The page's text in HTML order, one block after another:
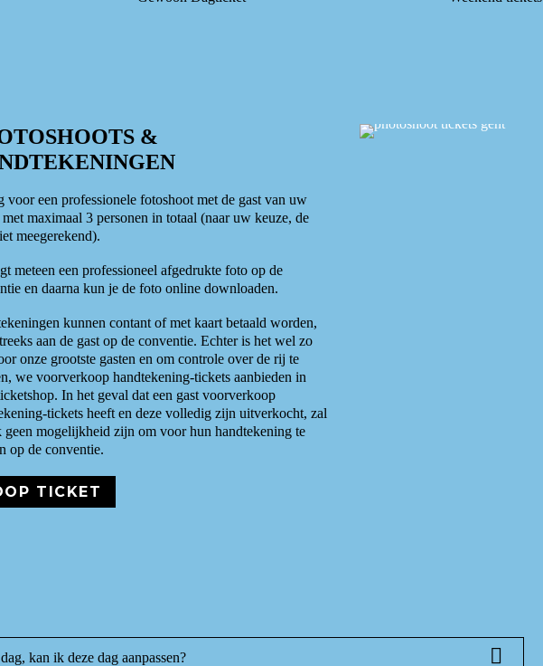
&
voor een professionele fotoshoot met de gast van uw
met maximaal 3 personen in totaal (naar uw keuze, de
meegerekend).
meteen een professioneel afgedrukte foto op de
en daarna kun je de foto online downloaden.
kunnen contant of met kaart betaald worden,
aan de gast op de conventie. Echter is het wel zo
onze grootste gasten en om controle over de rij te
we voorverkoop handtekening-tickets aanbieden in
In het geval dat een gast voorverkoop
tickets heeft en deze volledig zijn uitverkocht, zal
geen mogelijkheid zijn om voor hun handtekening te
op de conventie.
TICKET
kan ik deze dag aanpassen?